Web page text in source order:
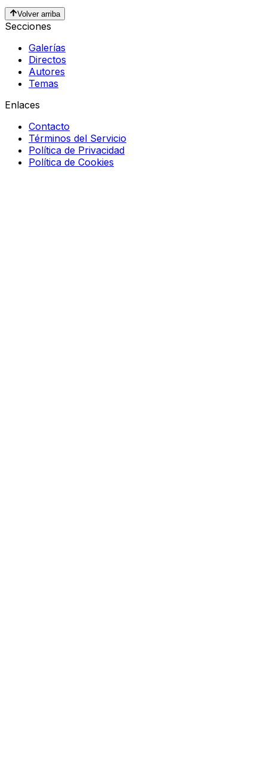
Volver arriba
Secciones
Galerías
Directos
Autores
Temas
Enlaces
Contacto
Términos del Servicio
Política de Privacidad
Política de Cookies